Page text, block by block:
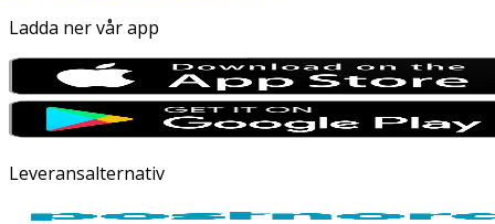
Ladda ner vår app
Leveransalternativ